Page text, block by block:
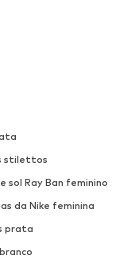
stilettos
sol Ray Ban feminino
da Nike feminina
prata